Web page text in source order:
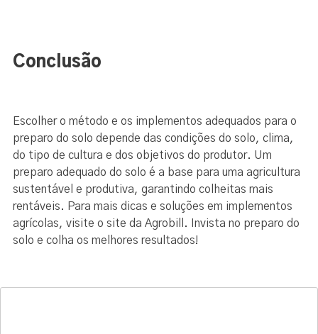
Conclusão
Escolher o método e os implementos adequados para o
preparo do solo depende das condições do solo, clima,
do tipo de cultura e dos objetivos do produtor. Um
preparo adequado do solo é a base para uma agricultura
sustentável e produtiva, garantindo colheitas mais
rentáveis. Para mais dicas e soluções em implementos
agrícolas, visite o site da Agrobill. Invista no preparo do
solo e colha os melhores resultados!